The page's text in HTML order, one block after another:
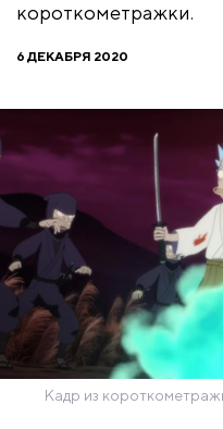
короткометражки.
6 ДЕКАБРЯ 2020
Кадр из